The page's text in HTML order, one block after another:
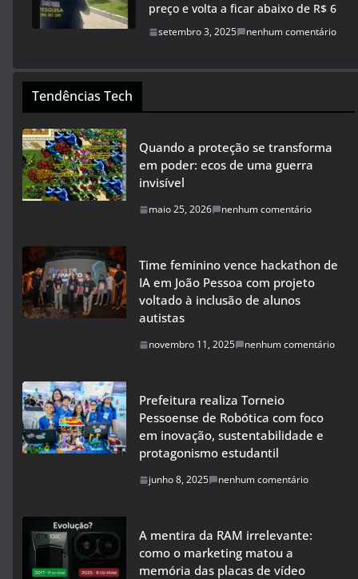
preço e volta a ficar abaixo de R$ 6
setembro 3, 2025 nenhum comentário
Tendências Tech
Quando a proteção se transforma
em poder: ecos de uma guerra
invisível
maio 25, 2026 nenhum comentário
Time feminino vence hackathon de
IA em João Pessoa com projeto
voltado à inclusão de alunos
autistas
novembro 11, 2025 nenhum comentário
Prefeitura realiza Torneio
Pessoense de Robótica com foco
em inovação, sustentabilidade e
protagonismo estudantil
junho 8, 2025 nenhum comentário
A mentira da RAM irrelevante:
como o marketing matou a
memória das placas de vídeo